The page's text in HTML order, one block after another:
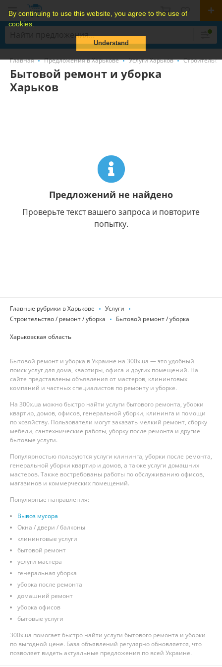
By continuing to use this website, you agree to the use of
cookies.
Understand
Главная Предложения в Харькове Услуги Харьков
Бытовой ремонт и уборка
Харьков
Предложений не найдено
Проверьте текст вашего запроса и повторите
попытку.
Главные рубрики в Харькове
Услуги
Строительство / ремонт / уборка
Бытовой ремонт / уборка
Харьковская область
Бытовой ремонт и уборка в Украине на 300x.ua — это удобный
поиск услуг для дома, квартиры, офиса и других помещений. На
сайте представлены объявления от мастеров, клининговых
компаний и частных специалистов по ремонту и уборке.
На 300x.ua можно быстро найти услуги бытового ремонта, уборки
квартир, домов, офисов, генеральной уборки, клининга и помощи
по хозяйству. Пользователи могут заказать мелкий ремонт, сборку
мебели, сантехнические работы, уборку после ремонта и другие
бытовые услуги.
Популярностью пользуются услуги клининга, уборки после ремонта,
генеральной уборки квартир и домов, а также услуги домашних
мастеров. Также востребованы работы по обслуживанию офисов,
магазинов и коммерческих помещений.
Популярные направления:
Вывоз мусора
Окна / двери / балконы
клининговые услуги
бытовой ремонт
услуги мастера
генеральная уборка
уборка после ремонта
домашний ремонт
уборка офисов
бытовые услуги
300x.ua помогает быстро найти услуги бытового ремонта и уборки
по выгодной цене. База объявлений регулярно обновляется, что
позволяет видеть актуальные предложения по всей Украине.